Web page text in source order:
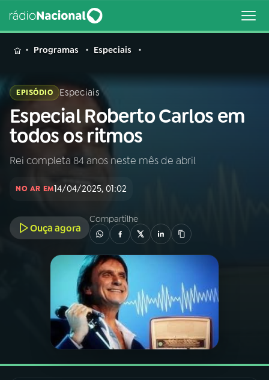
MENU
Buscar
na
Rádio
Nacional
Buscar
01INÍCIO
A RÁDIO
PROGRAMAÇÃO
PROGRAMAS
Programas Especiais
EPISÓDIO Especiais
Especial Roberto Carlos em
todos os ritmos
Rei completa 84 anos neste mês de abril
NO AR EM14/04/2025, 01:02
Ouça agora
Compartilhe